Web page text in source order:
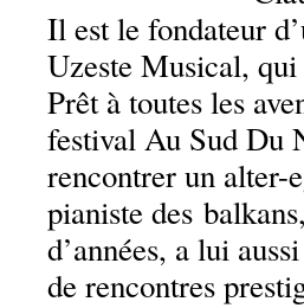
Il est le fondateur
Uzeste Musical, qui
Prêt à toutes les
festival Au Sud Du
rencontrer un alter-
pianiste des
d’années, a lui
de rencontres